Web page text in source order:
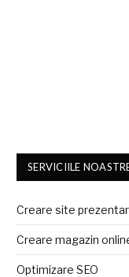
SERVICIILE
Creare site
Creare magazin
Optimizare SEO